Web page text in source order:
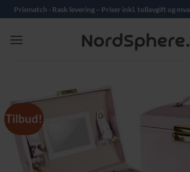
Skip
to
content
Prismatch - Rask levering – Priser inkl. tollavgift og
Tilbud!